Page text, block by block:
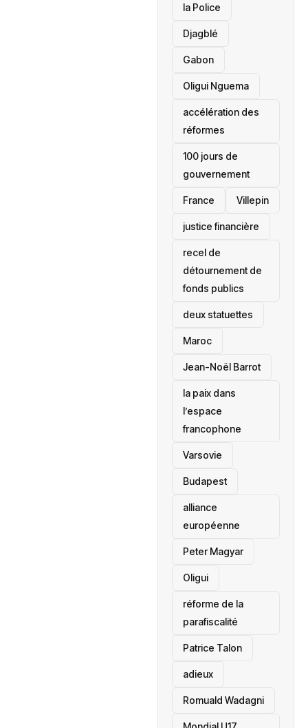
la Police
Djagblé
Gabon
Oligui Nguema
accélération des
réformes
100 jours de
gouvernement
France Villepin
justice financière
recel de
détournement de
fonds publics
deux statuettes
Maroc
Jean-Noël Barrot
la paix dans
l’espace
francophone
‎Varsovie
Budapest
alliance
européenne
Peter Magyar
Oligui
réforme de la
parafiscalité
Patrice Talon
adieux
Romuald Wadagni